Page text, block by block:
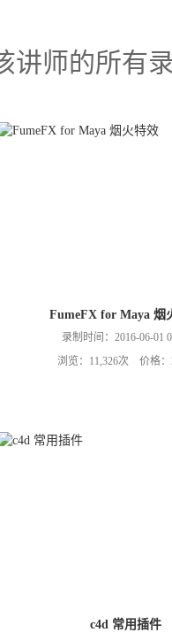
讲师的所有
FumeFX for Maya 烟
录制时间：2016-06-01
浏览：11,326次 价格：
c4d 常用插件